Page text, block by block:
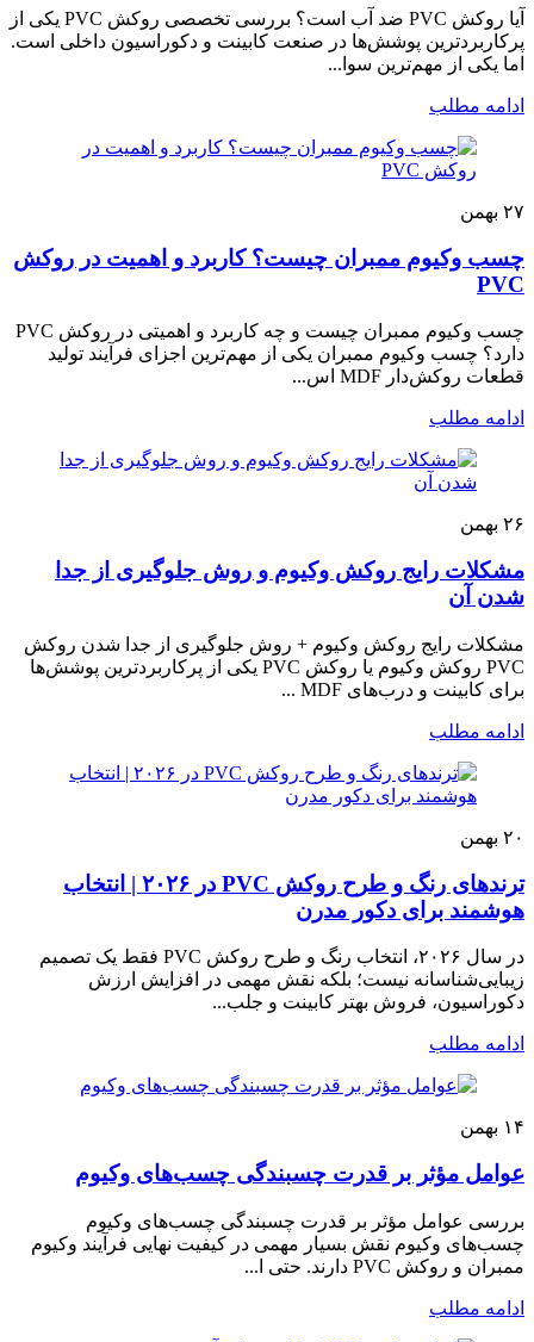
آیا روکش PVC ضد آب است؟ بررسی تخصصی روکش PVC یکی از
پرکاربردترین پوشش‌ها در صنعت کابینت و دکوراسیون داخلی است.
اما یکی از مهم‌ترین سوا...
ادامه مطلب
۲۷ بهمن
چسب وکیوم ممبران چیست؟ کاربرد و اهمیت در روکش
PVC
چسب وکیوم ممبران چیست و چه کاربرد و اهمیتی در روکش PVC
دارد؟ چسب وکیوم ممبران یکی از مهم‌ترین اجزای فرآیند تولید
قطعات روکش‌دار MDF اس...
ادامه مطلب
۲۶ بهمن
مشکلات رایج روکش وکیوم و روش جلوگیری از جدا
شدن آن
مشکلات رایج روکش وکیوم + روش جلوگیری از جدا شدن روکش
PVC روکش وکیوم یا روکش PVC یکی از پرکاربردترین پوشش‌ها
برای کابینت و درب‌های MDF ...
ادامه مطلب
۲۰ بهمن
ترندهای رنگ و طرح روکش PVC در ۲۰۲۶ | انتخاب
هوشمند برای دکور مدرن
در سال ۲۰۲۶، انتخاب رنگ و طرح روکش PVC فقط یک تصمیم
زیبایی‌شناسانه نیست؛ بلکه نقش مهمی در افزایش ارزش
دکوراسیون، فروش بهتر کابینت و جلب...
ادامه مطلب
۱۴ بهمن
عوامل مؤثر بر قدرت چسبندگی چسب‌های وکیوم
بررسی عوامل مؤثر بر قدرت چسبندگی چسب‌های وکیوم
چسب‌های وکیوم نقش بسیار مهمی در کیفیت نهایی فرآیند وکیوم
ممبران و روکش PVC دارند. حتی ا...
ادامه مطلب